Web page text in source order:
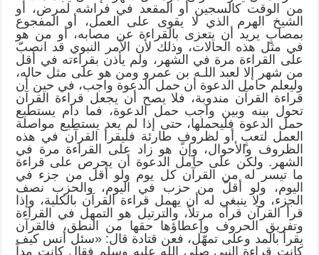
من الوقت كالسجين أو المقعد في فراشه لمرض، أو
الشيخ الهرم الذي لا يقوى على العمل، أو المفجوع
بمصابٍ يريد أن يتعزى بالقراءة عن مصابه، أو من هو
في مثل هذه الحالات، وذلك لأن الأمر النبوي قد انصبّ
على القراءة مرة في الشهر، ولم يأذن بقراءته في أقل
من شهر إلا لعبد اللـه بن عمرو ومن هو على مثل حاله،
وليعلم حامل الدعوة أن حمل الدعوة واجب، في حين أن
قراءة القرآن مندوبة، فلا يصح أن يجعل قراءة القرآن
تحول بينه وبين واجب حمل الدعوة، فما دام يستطيع
حمل الدعوة فليحملها، حتى إذا لم يعد يستطيع مواصلة
العمل لتعبٍ أو لظروفٍ طارئة فليقرأ القرآن في هذه
الظروف والأحوال، وإن هو زاد على القراءة مرة في
الشهر. ولكن على حامل الدعوة أن يحرص على قراءة
ما تيسر له من القرآن كل يوم ولو أقل من جزء في
اليوم، ولو أقلّ من حزب في اليوم، والحزب نصف
الجزء، ولا ينبغي له أن يهمل قراءة القرآن بالكلية، وإذا
قرأ القرآن قرأه مرتلاً، والترتيل هو التمهل في القراءة
وتفريق الحروف وإعطاؤها حقها من النطق، فالقرآن
يقرأ بالمد وعلى تمهّل، فعن قتادة قال: «سئل أنس كيف
كانت قراءة النبي صلى الله عليه وسلم فقال كانت مداً